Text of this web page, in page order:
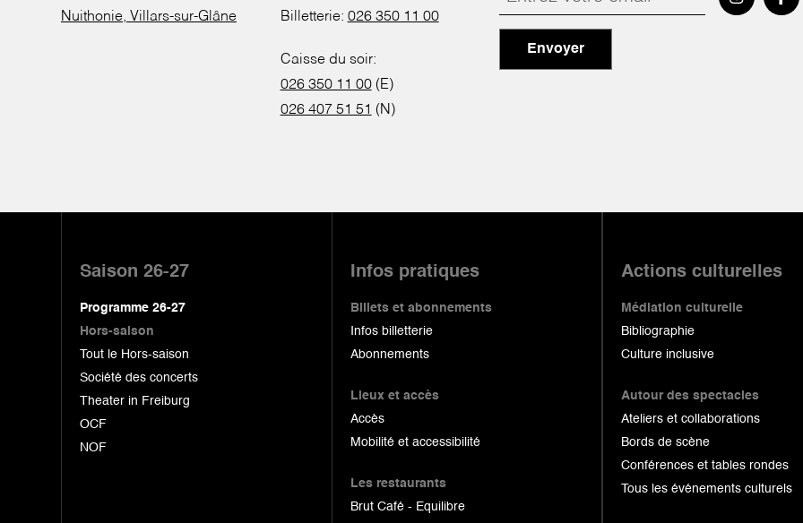
Nuithonie, Villars-sur-Glâne
Billetterie: 026 350 11 00
Caisse du soir:
026 350 11 00(E)
026 407 51 51 (N)
Envoyer
Saison 26-27
Programme 26-27
Hors-saison
Tout le Hors-saison
Société des concerts
Theater in Freiburg
OCF
NOF
Infos pratiques
Billets et abonnements
Infos billetterie
Abonnements
Lieux et accès
Accès
Mobilité et accessibilité
Les restaurants
Brut Café - Equilibre
Actions culturelles
Médiation culturelle
Bibliographie
Culture inclusive
Autour des spectacles
Ateliers et collaborations
Bords de scène
Conférences et tables rondes
Tous les événements culturels